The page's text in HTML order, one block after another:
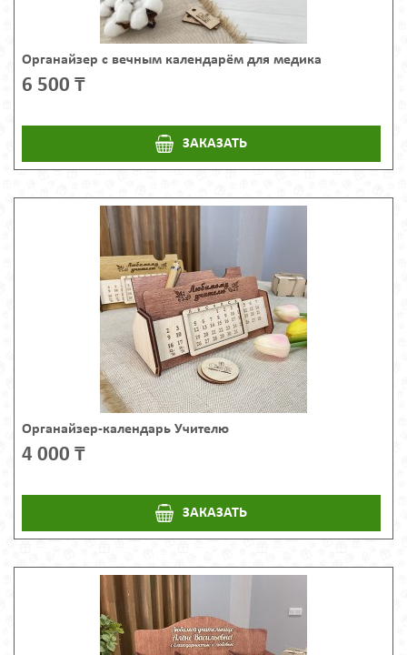
Органайзер с вечным календарём для медика
6 500 ₸
ЗАКАЗАТЬ
Органайзер-календарь Учителю
4 000 ₸
ЗАКАЗАТЬ